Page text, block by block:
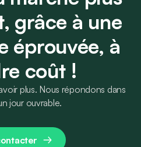
grâce à une
éprouvée, à
coût !
plus. Nous répondons dans
jour ouvrable.